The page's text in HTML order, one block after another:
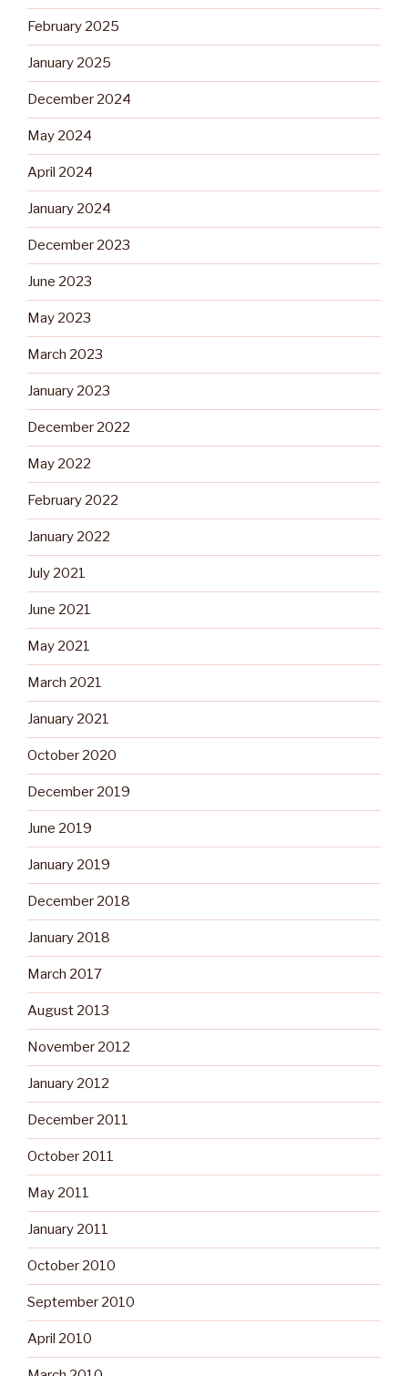
February 2025
January 2025
December 2024
May 2024
April 2024
January 2024
December 2023
June 2023
May 2023
March 2023
January 2023
December 2022
May 2022
February 2022
January 2022
July 2021
June 2021
May 2021
March 2021
January 2021
October 2020
December 2019
June 2019
January 2019
December 2018
January 2018
March 2017
August 2013
November 2012
January 2012
December 2011
October 2011
May 2011
January 2011
October 2010
September 2010
April 2010